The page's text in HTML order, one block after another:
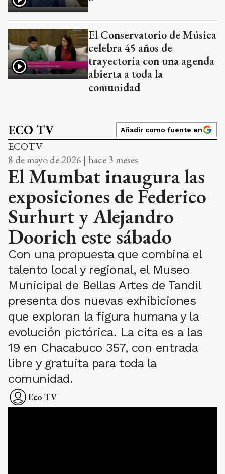
El Conservatorio de Música
celebra 45 años de
trayectoria con una agenda
abierta a toda la
comunidad
ECO TV Añadir como fuente en
ECOTV
8 de mayo de 2026 | hace 3 meses
El Mumbat inaugura las
exposiciones de Federico
Surhurt y Alejandro
Doorich este sábado
Con una propuesta que combina el
talento local y regional, el Museo
Municipal de Bellas Artes de Tandil
presenta dos nuevas exhibiciones
que exploran la figura humana y la
evolución pictórica. La cita es a las
19 en Chacabuco 357, con entrada
libre y gratuita para toda la
comunidad.
Eco TV